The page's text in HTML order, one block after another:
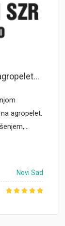
agropelet.
Novi Sad